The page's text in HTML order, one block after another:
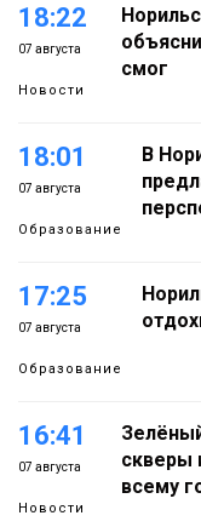
18:22
07 августа
Новости
смог
18:01
07 августа
Образование
В
17:25
07 августа
Образование
16:41
07 августа
Новости
скверы
всему